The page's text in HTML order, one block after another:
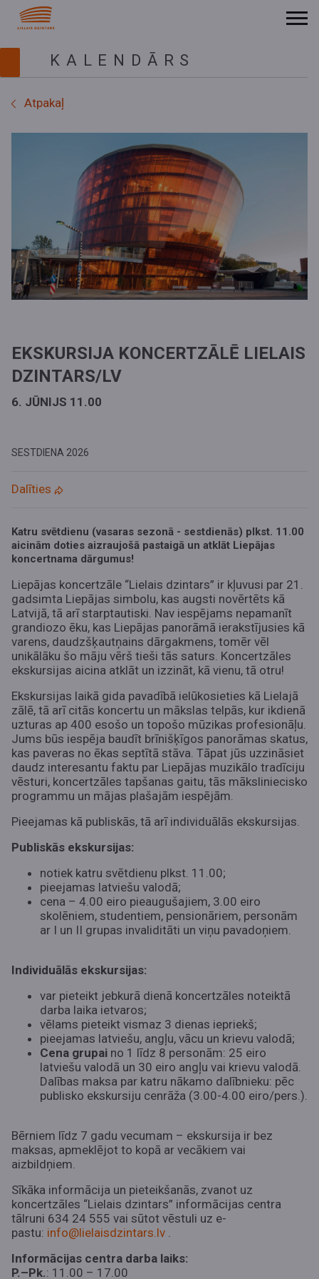
KALENDĀRS
Atpakaļ
EKSKURSIJA KONCERTZĀLĒ LIELAIS
DZINTARS/LV
6. JŪNIJS 11.00
SESTDIENA 2026
Dalīties
Katru svētdienu (vasaras sezonā - sestdienās) plkst. 11.00
aicinām doties aizraujošā pastaigā un atklāt Liepājas
koncertnama dārgumus!
Liepājas koncertzāle “Lielais dzintars” ir kļuvusi par 21.
gadsimta Liepājas simbolu, kas augsti novērtēts kā
Latvijā, tā arī starptautiski. Nav iespējams nepamanīt
grandiozo ēku, kas Liepājas panorāmā ierakstījusies kā
varens, daudzšķautņains dārgakmens, tomēr vēl
unikālāku šo māju vērš tieši tās saturs. Koncertzāles
ekskursijas aicina atklāt un izzināt, kā vienu, tā otru!
Ekskursijas laikā gida pavadībā ielūkosieties kā Lielajā
zālē, tā arī citās koncertu un mākslas telpās, kur ikdienā
uzturas ap 400 esošo un topošo mūzikas profesionāļu.
Jums būs iespēja baudīt brīnišķīgos panorāmas skatus,
kas paveras no ēkas septītā stāva. Tāpat jūs uzzināsiet
daudz interesantu faktu par Liepājas muzikālo tradīciju
vēsturi, koncertzāles tapšanas gaitu, tās māksliniecisko
programmu un mājas plašajām iespējām.
Pieejamas kā publiskās, tā arī individuālās ekskursijas.
Publiskās ekskursijas:
notiek katru svētdienu plkst. 11.00;
pieejamas latviešu valodā;
cena – 4.00 eiro pieaugušajiem, 3.00 eiro
skolēniem, studentiem, pensionāriem, personām
ar I un II grupas invaliditāti un viņu pavadoņiem.
Individuālās ekskursijas:
var pieteikt jebkurā dienā koncertzāles noteiktā
darba laika ietvaros;
vēlams pieteikt vismaz 3 dienas iepriekš;
pieejamas latviešu, angļu, vācu un krievu valodā;
Cena grupai no 1 līdz 8 personām: 25 eiro
latviešu valodā un 30 eiro angļu vai krievu valodā.
Dalības maksa par katru nākamo dalībnieku: pēc
publisko ekskursiju cenrāža (3.00-4.00 eiro/pers.).
Bērniem līdz 7 gadu vecumam – ekskursija ir bez
maksas, apmeklējot to kopā ar vecākiem vai
aizbildņiem.
Sīkāka informācija un pieteikšanās, zvanot uz
koncertzāles “Lielais dzintars” informācijas centra
tālruni 634 24 555 vai sūtot vēstuli uz e-
pastu: info@lielaisdzintars.lv .
Informācijas centra darba laiks:
P.–Pk.: 11.00 – 17.00